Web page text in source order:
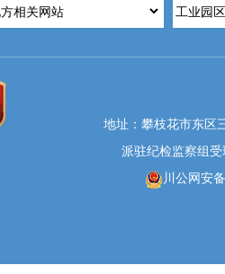
地址：攀枝花市东区
派驻纪检监察组受
川公网安